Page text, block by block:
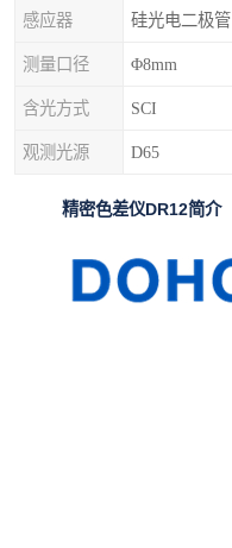
感应器 硅光电二极管
测量口径 Φ8mm
含光方式 SCI
观测光源 D65
精密色差仪DR12简介